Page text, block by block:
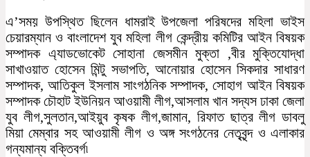
এ’সময় উপস্থিত ছিলেন ধামরাই উপজেলা পরিষদের মহিলা ভাইস
চেয়ারম্যান ও বাংলাদেশ যুব মহিলা লীগ কেন্দ্রীয় কমিটির আইন বিষয়ক
সম্পাদক এ্যাডভোকেট সোহানা জেসমীন মুক্তা ,বীর মুক্তিযোদ্ধা
সাখাওয়াত হোসেন মিন্টু সভাপতি, আনোয়ার হোসেন সিকদার সাধারণ
সম্পাদক, আতিকুল ইসলাম সাংগঠনিক সম্পাদক, সোহাগ আইন বিষয়ক
সম্পাদক চৌহাট ইউনিয়ন আওয়ামী লীগ,আসলাম খান সদ্যস ঢাকা জেলা
যুব লীগ,সুলতান,আইয়ুব কৃষক লীগ,জামান, রিফাত ছাত্র লীগ ডাবলু
মিয়া মেম্বার সহ আওয়ামী লীগ ও অঙ্গ সংগঠনের নেতৃবৃন্দ ও এলাকার
গন্যমান্য বক্তিবর্গ৷